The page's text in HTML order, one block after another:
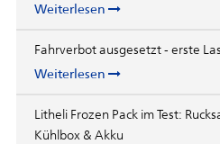
Weiterlesen
Fahrverbot ausgesetzt - erste
Weiterlesen
Litheli Frozen Pack im Test:
Kühlbox & Akku